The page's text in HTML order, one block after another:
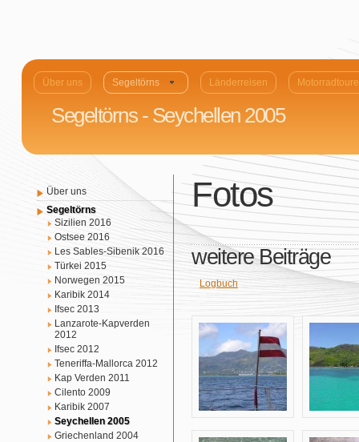
Über uns Segeltörns Länderreisen
Segeltörns - Seychellen 2005
Über uns
Segeltörns
Sizilien 2016
Ostsee 2016
Les Sables-Sibenik 2016
Türkei 2015
Norwegen 2015
Karibik 2014
Ifsec 2013
Lanzarote-Kapverden
2012
Ifsec 2012
Teneriffa-Mallorca 2012
Kap Verden 2011
Cilento 2009
Karibik 2007
Seychellen 2005
Griechenland 2004
Fotos
weitere Beiträge
Logbuch